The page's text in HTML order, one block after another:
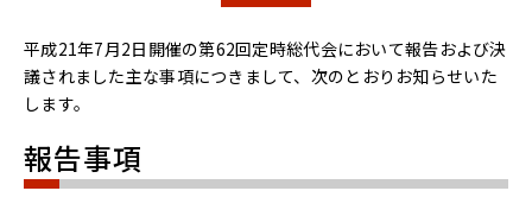
平成21年7月2日開催の第62回定時総代会において報告および決
議されました主な事項につきまして、次のとおりお知らせいた
します。
報告事項